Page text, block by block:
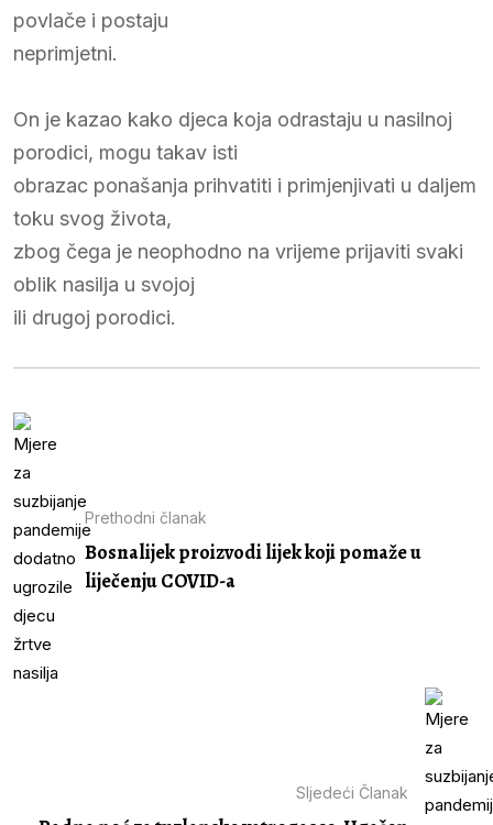
povlače i postaju
neprimjetni.
On je kazao kako djeca koja odrastaju u nasilnoj
porodici, mogu takav isti
obrazac ponašanja prihvatiti i primjenjivati u daljem
toku svog života,
zbog čega je neophodno na vrijeme prijaviti svaki
oblik nasilja u svojoj
ili drugoj porodici.
Prethodni članak
Bosnalijek proizvodi lijek koji pomaže u
liječenju COVID-a
Sljedeći Članak